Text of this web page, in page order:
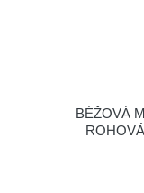
BÉŽOVÁ